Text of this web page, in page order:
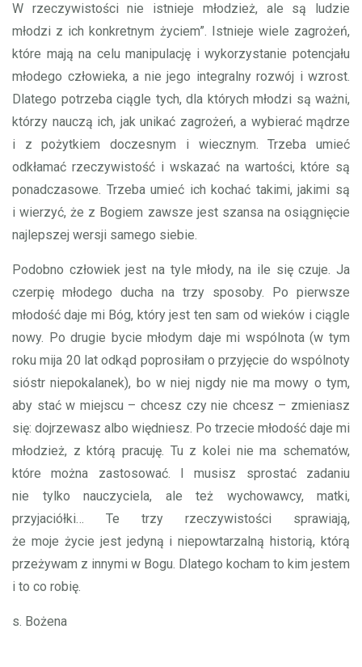
W rzeczywistości nie istnieje młodzież, ale są ludzie
młodzi z ich konkretnym życiem”. Istnieje wiele zagrożeń,
które mają na celu manipulację i wykorzystanie potencjału
młodego człowieka, a nie jego integralny rozwój i wzrost.
Dlatego potrzeba ciągle tych, dla których młodzi są ważni,
którzy nauczą ich, jak unikać zagrożeń, a wybierać mądrze
i z pożytkiem doczesnym i wiecznym. Trzeba umieć
odkłamać rzeczywistość i wskazać na wartości, które są
ponadczasowe. Trzeba umieć ich kochać takimi, jakimi są
i wierzyć, że z Bogiem zawsze jest szansa na osiągnięcie
najlepszej wersji samego siebie.
Podobno człowiek jest na tyle młody, na ile się czuje. Ja
czerpię młodego ducha na trzy sposoby. Po pierwsze
młodość daje mi Bóg, który jest ten sam od wieków i ciągle
nowy. Po drugie bycie młodym daje mi wspólnota (w tym
roku mija 20 lat odkąd poprosiłam o przyjęcie do wspólnoty
sióstr niepokalanek), bo w niej nigdy nie ma mowy o tym,
aby stać w miejscu – chcesz czy nie chcesz – zmieniasz
się: dojrzewasz albo więdniesz. Po trzecie młodość daje mi
młodzież, z którą pracuję. Tu z kolei nie ma schematów,
które można zastosować. I musisz sprostać zadaniu
nie tylko nauczyciela, ale też wychowawcy, matki,
przyjaciółki… Te trzy rzeczywistości sprawiają,
że moje życie jest jedyną i niepowtarzalną historią, którą
przeżywam z innymi w Bogu. Dlatego kocham to kim jestem
i to co robię.
s. Bożena